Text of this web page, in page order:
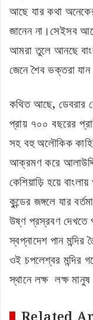
আছে যার কথা
জানেন না।সেইসব
আমরা তুলে আনছে
জেনে শৈব ভক্তরা
কথিত আছে, ডেবরার
প্রায় ৭০০ বছরের
সহ বহু অলৌকিক
আক্রমণ করে
কেশিয়াড়ি হয়ে
কুন্ডের জঙ্গলে যার
উষ্ণ প্রস্রবণ দেখতে
স্বপ্নাদেশ পান
ওই চপলেশ্বর মন্দির
স্থানে লক্ষ লক্ষ
Related